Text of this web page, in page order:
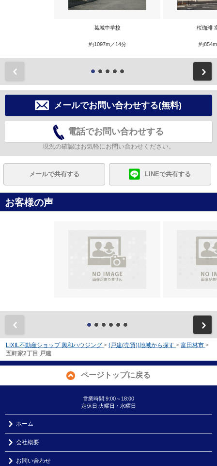
葛城中学校
約1097m／14分
桜珈琲
約
メールでお問い合わせする(無料)
電話でお問い合わせする
現況の確認はお気軽にお問い合わせください。
メールで共有する LINEで共有する
お客様の声
LIXIL不動産ショップ 興和ハウジング > (戸建(売買))地域から探す > 富田林市 >
五軒家2丁目 戸建
ページトップに戻る
営業時間:9:00～18:00
定休日:火曜日・水曜日
ホーム
会社概要
お問い合わせ